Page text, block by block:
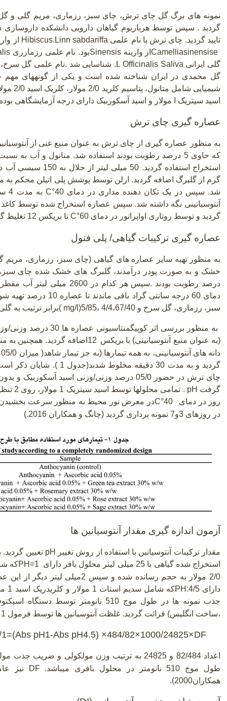
نمونه های برگ گل چای ترش، چای سبز، رزماری، مریم گلی و
گردید . سپس توسط هرباریوم گیاهان دارویی دانشکده داروسازی
تایید گردید. چای ترش با نام علمی Hibiscus.Linn sabdariffa
از
Camelliasinensiseاز واریته Sinensisبود. نام علمی رزمارری
گلی ایرانی .L Officinalis Saliva شناسایی شد .نام علمی گل
گل محمدی در ایران شناخته شده است و یکی از گونههای مهم
اسید سیتریک ا مولار و اسید آسکوربیک دارای درجه آزمایشگاهی
عصاره گیری چای ترش
به منظور عصاره گیری از چای ترش به عنوان منبع غنی از
گرم از گلبرگ اضافه گردید. ارلن توسط پوشش پلی اتیلن محکم به
شد. سپس در یک تکان دهنده مداری در دمای C°40 به
گردید و توسط روتاری اواپراتور در دمای C°60 تا بریکس 12 تغلیظ گردید (کومار و همکاران
عصاره گیری ترکیبات گیاهی/ پلی فنول
درصد رطوبت بودند .
دمای 60 درجه سانتی
سبز، رزماری، گل سرخ و 4/4،67/40 ،5/85
( mg/l)برابر ترتیب به
به منظور بررسی اثر
(به عنوان منبع آنتوسیانینی) با بریکس 12 اضافه گردید. همچنین
دانه های آنتوسیانینی، به همه تیمارها)
گردید و به مدت 30 دقیقه
چای ترش در حضور 05/0 درصد وزنی/وزنی اسید
گرفت . pH
روز در دمای
C°40در معرض نور محیط به منظور سرعت بخشیدن
در روزهای 3و7 نمونه برداری گردید (چانگ و همکاران 2016
.
)
آزمون اندازه گیری مقدار آنتوسیانین ها
مقدار ترکیبات آنتوسیانین با استفاده از روش تغییر
pH
استخراج شده گیاهی با 25 میلی لیتر محلول بافر دارای
PH=1
2/0 مولار به حجم رسانده شده و سپس
دارایPH:4/5
جذب نمونه ها در طول موج 510 نانومتر توسط دستگاه اسپکتوفوتومتر
،ساخت انگلیس) قرائت گردید. غلظت آنتوسیانین ها توسط فرمول 1 محاسبه گردید
pH1-Abs pH4.5) ×484/82×1000/24825×DF
اعداد 82/484 و 24825 به ترتیب وزن مولکولی و ضریب جذب مولی
طول موج 510 نانومتر در محلول بافری میباشد.
DF
نیز
همکاران2000).